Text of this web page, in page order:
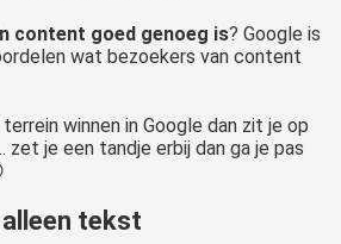
content goed genoeg is? Google is
wat bezoekers van content
winnen in Google dan zit je op
zet je een tandje erbij dan ga je pas
alleen tekst